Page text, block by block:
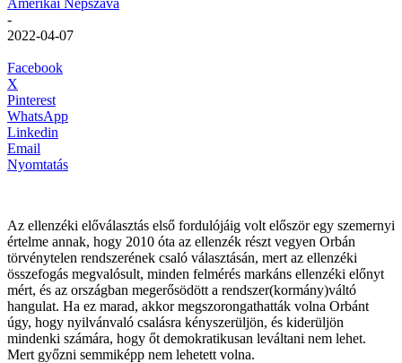
-
2022-04-07
Facebook
X
Pinterest
WhatsApp
Linkedin
Email
Nyomtatás
Az ellenzéki előválasztás első fordulójáig volt először egy szemernyi
értelme annak, hogy 2010 óta az ellenzék részt vegyen Orbán
törvénytelen rendszerének csaló választásán, mert az ellenzéki
összefogás megvalósult, minden felmérés markáns ellenzéki előnyt
mért, és az országban megerősödött a rendszer(kormány)váltó
hangulat. Ha ez marad, akkor megszorongathatták volna Orbánt
úgy, hogy nyilvánvaló csalásra kényszerüljön, és kiderüljön
mindenki számára, hogy őt demokratikusan leváltani nem lehet.
Mert győzni semmiképp nem lehetett volna.